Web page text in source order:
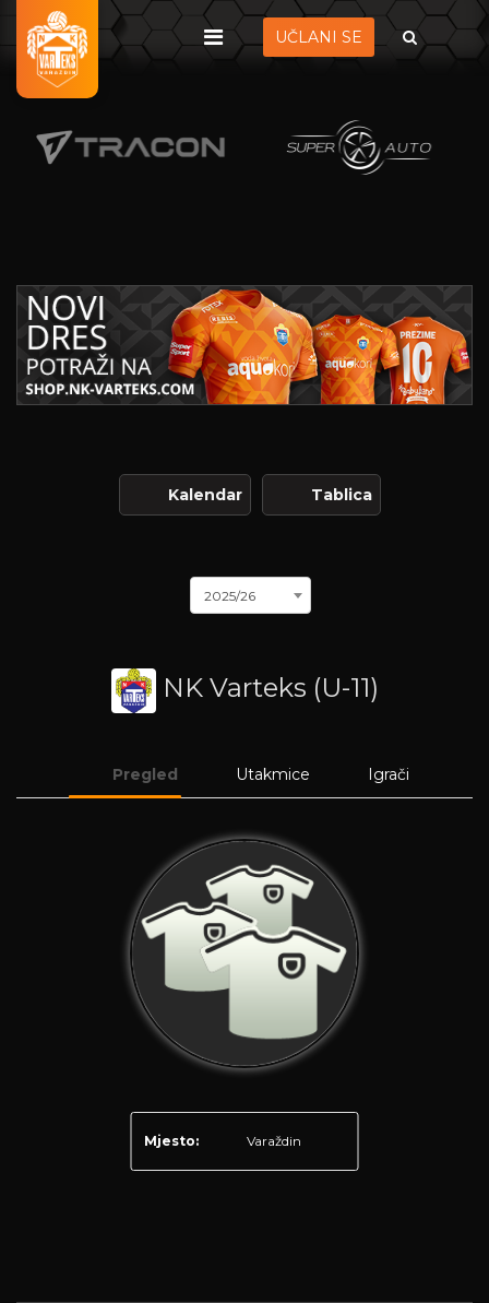
UČLANI SE
Kalendar Tablica
2025/26
NK Varteks (U-11)
Pregled Utakmice Igrači
Mjesto: Varaždin